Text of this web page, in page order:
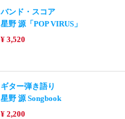
バンド・スコア
星野 源「POP VIRUS」
¥ 3,520
ギター弾き語り
星野 源 Songbook
¥ 2,200